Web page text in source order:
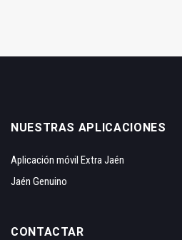
NUESTRAS APLICACIONES
Aplicación móvil Extra Jaén
Jaén Genuino
CONTACTAR